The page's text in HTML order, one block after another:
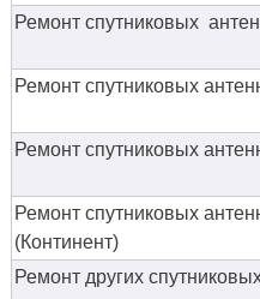
Ремонт спутниковых
Ремонт спутниковых
Ремонт спутниковых
Ремонт спутниковых
(Континент)
Ремонт других